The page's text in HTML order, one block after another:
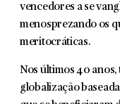
vencedores a se
menosprezando os
meritocráticas.
Nos últimos 40 anos,
globalização